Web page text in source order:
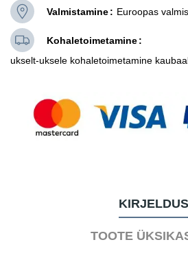
Valmistamine Euroopas
Kohaletoimetamine
ukselt-uksele kohaletoimetamine
KIRJELDUS
TOOTE